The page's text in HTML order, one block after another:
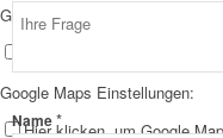
Google Webfont Einstellungen:
Google Maps Einstellungen:
Hier klicken, um Google
Name*